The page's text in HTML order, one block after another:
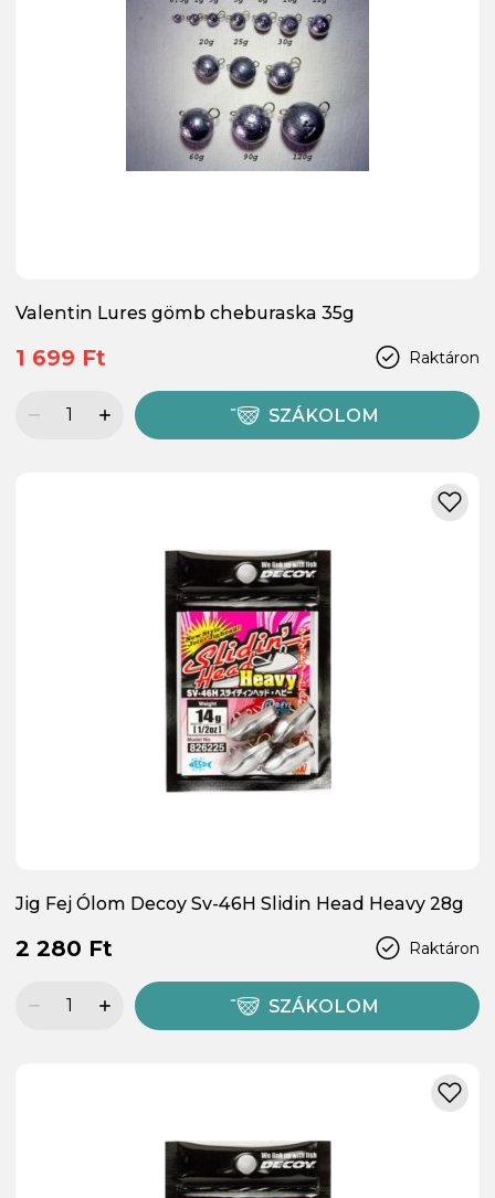
Valentin Lures gömb cheburaska 35g
Raktáron
1 699 Ft
SZÁKOLOM
Jig Fej Ólom Decoy Sv-46H Slidin Head Heavy 28g
Raktáron
2 280 Ft
SZÁKOLOM